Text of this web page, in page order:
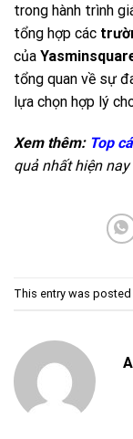
trong hành trình
tổng hợp các
của
tổng quan về sự
lựa chọn hợp lý
Xem thêm: Top
quả nhất hiện nay
This entry was posted